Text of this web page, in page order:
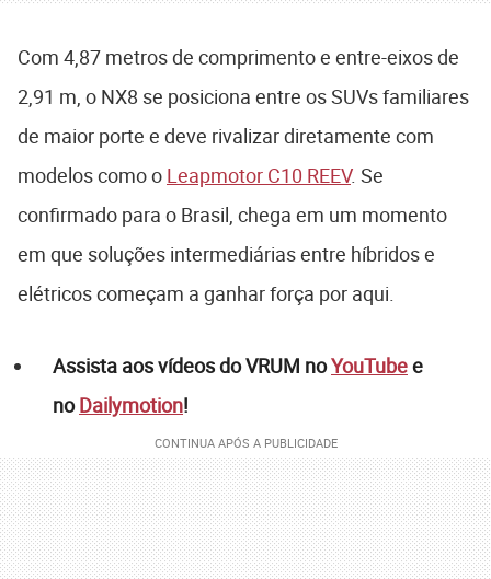
Com 4,87 metros de comprimento e entre-eixos de
2,91 m, o NX8 se posiciona entre os SUVs familiares
de maior porte e deve rivalizar diretamente com
modelos como o Leapmotor C10 REEV. Se
confirmado para o Brasil, chega em um momento
em que soluções intermediárias entre híbridos e
elétricos começam a ganhar força por aqui.
Assista aos vídeos do VRUM noYouTubee
noDailymotion!